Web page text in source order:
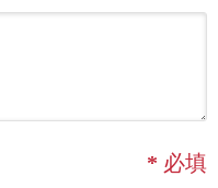
* 必填